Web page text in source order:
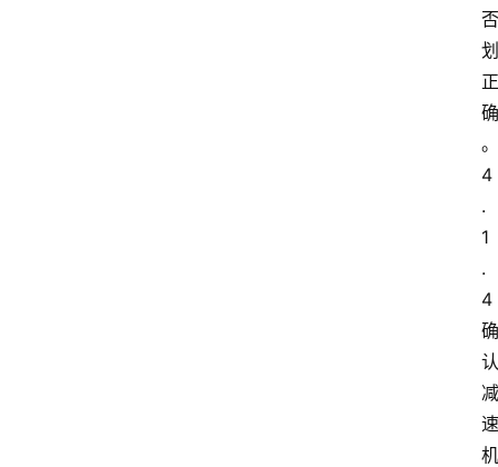
否
划
正
确
。
4
.
1
.
4
确
认
减
速
机